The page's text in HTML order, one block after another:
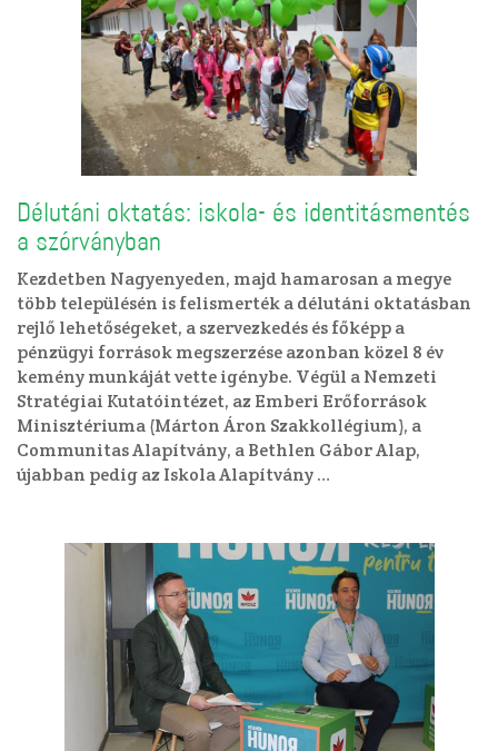
Délutáni oktatás: iskola- és identitásmentés
a szórványban
Kezdetben Nagyenyeden, majd hamarosan a megye
több településén is felismerték a délutáni oktatásban
rejlő lehetőségeket, a szervezkedés és főképp a
pénzügyi források megszerzése azonban közel 8 év
kemény munkáját vette igénybe. Végül a Nemzeti
Stratégiai Kutatóintézet, az Emberi Erőforrások
Minisztériuma (Márton Áron Szakkollégium), a
Communitas Alapítvány, a Bethlen Gábor Alap,
újabban pedig az Iskola Alapítvány …